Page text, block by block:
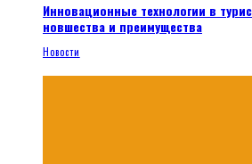
Инновационные технологии в
новшества и преимущества
Новости